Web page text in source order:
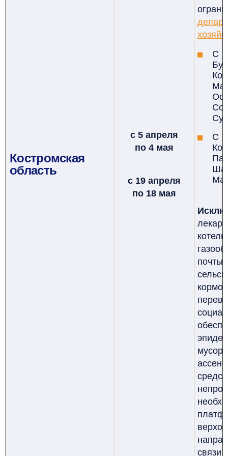
Костромская
область
с 5 апреля
по 4 мая
с 19 апреля
по 18 мая
С
С
связи